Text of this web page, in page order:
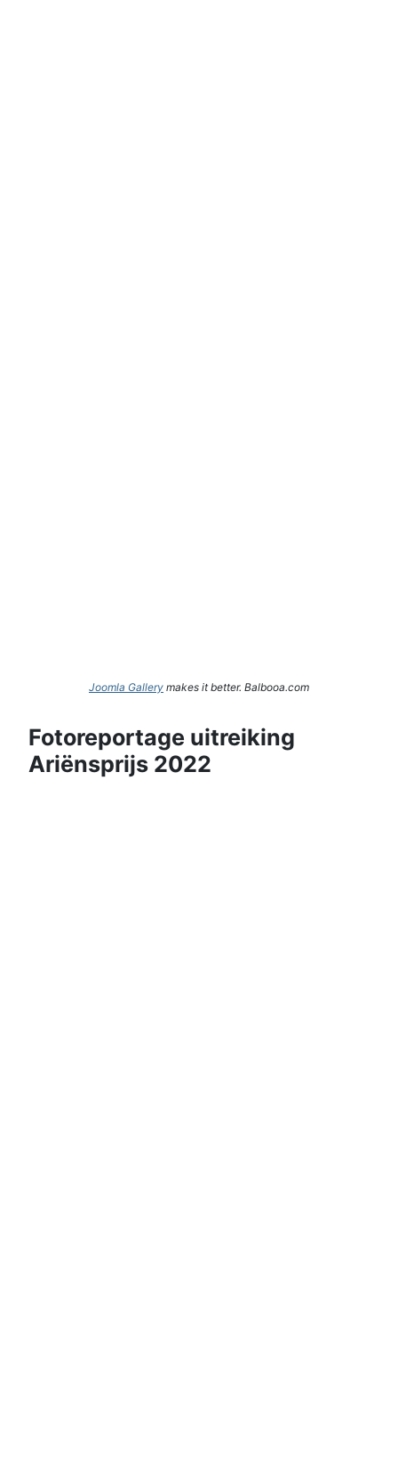
Joomla Gallery makes it better. Balbooa.com
Fotoreportage uitreiking
Ariënsprijs 2022